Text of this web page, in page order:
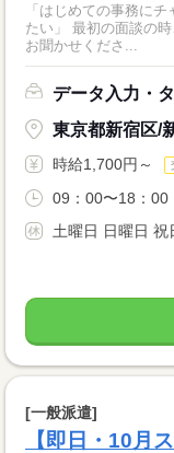
「はじめての事務に
たい」 最初の面談の時、 あなたのやりたいことや これまでの経験を
お聞かせくださ...
データ入力・
東京都新宿区/
時給1,700円～
09：00〜18：00
土曜日 日曜日 祝
[一般派遣]
【即日・10月